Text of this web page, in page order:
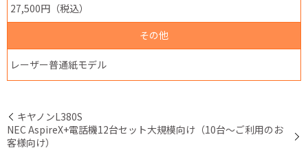
27,500円（税込）
その他
レーザー普通紙モデル
キヤノンL380S
NEC AspireX+電話機12台セット大規模向け（10台～ご利用のお
客様向け）